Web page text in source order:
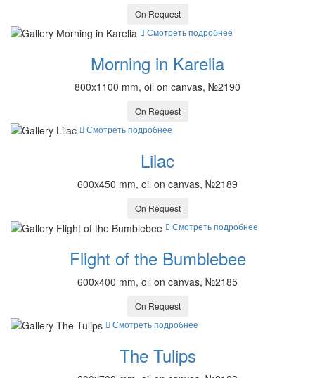
On Request
Смотреть подробнее
Morning in Karelia
800x1100 mm, oil on canvas, №2190
On Request
Смотреть подробнее
Lilac
600x450 mm, oil on canvas, №2189
On Request
Смотреть подробнее
Flight of the Bumblebee
600x400 mm, oil on canvas, №2185
On Request
Смотреть подробнее
The Tulips